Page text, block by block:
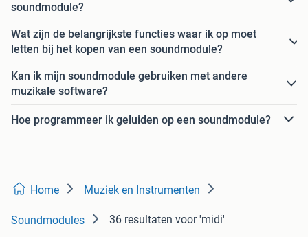
soundmodule?
Wat zijn de belangrijkste functies waar ik op moet
letten bij het kopen van een soundmodule?
Kan ik mijn soundmodule gebruiken met andere
muzikale software?
Hoe programmeer ik geluiden op een soundmodule?
Home Muziek en Instrumenten
Soundmodules 36 resultaten voor 'midi'